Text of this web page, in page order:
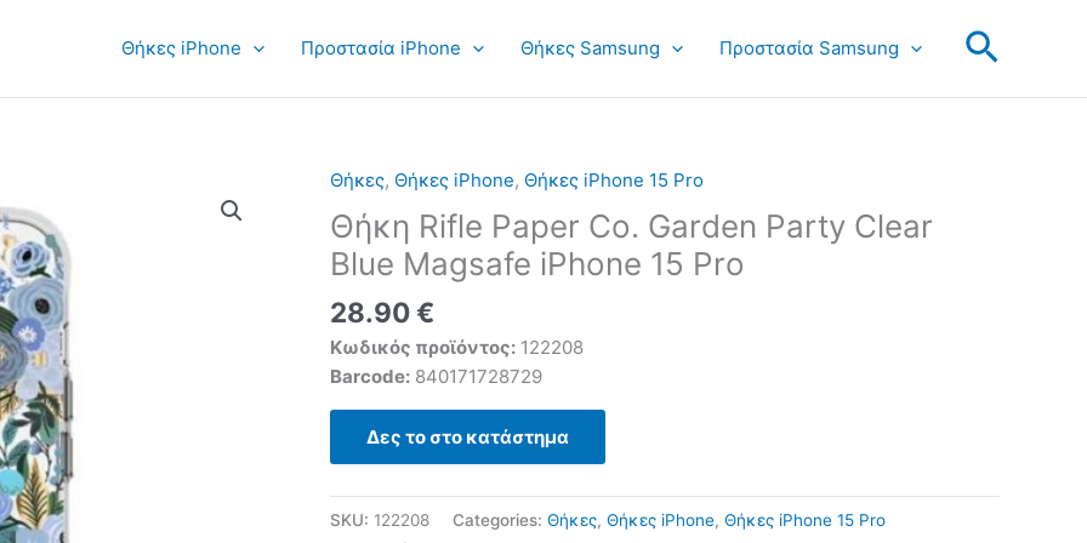
Θήκες iPhone Προστασία iPhone Θήκες Samsung Προστασία Samsung Search
Θήκες, Θήκες iPhone, Θήκες iPhone 15 Pro
Θήκη Rifle Paper Co. Garden Party Clear
Blue Magsafe iPhone 15 Pro
28.90€
Κωδικός προϊόντος: 122208
Barcode: 840171728729
Δες το στο κατάστημα
SKU: 122208 Categories: Θήκες, Θήκες iPhone, Θήκες iPhone 15 Pro